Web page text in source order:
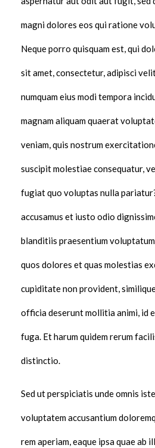
magni dolores eos qui ratione
Neque porro quisquam est, qui
sit amet, consectetur, adipisci
numquam eius modi tempora
magnam aliquam quaerat
veniam, quis nostrum
suscipit molestiae consequatur,
fugiat quo voluptas nulla
accusamus et iusto odio
blanditiis praesentium
quos dolores et quas molestias
cupiditate non provident,
officia deserunt mollitia animi, id
fuga. Et harum quidem rerum
distinctio.
Sed ut perspiciatis unde omnis
voluptatem accusantium
rem aperiam, eaque ipsa quae